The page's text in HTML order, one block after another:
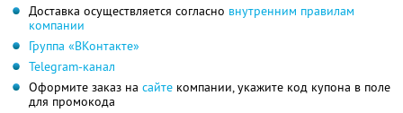
Доставка осуществляется согласно внутренним правилам
компании
Группа «ВКонтакте»
Telegram-канал
Оформите заказ на сайте компании, укажите код купона в поле
для промокода